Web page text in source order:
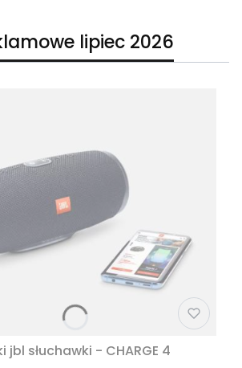
lipiec 2026
jbl słuchawki - CHARGE 4